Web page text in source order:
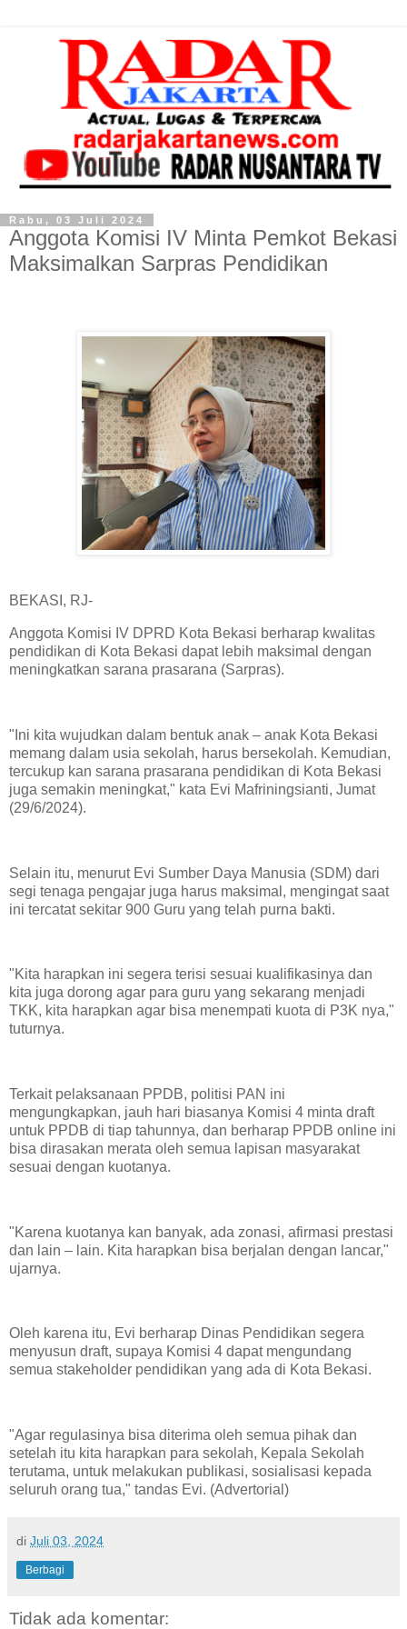
Rabu, 03 Juli 2024
Anggota Komisi IV Minta Pemkot Bekasi
Maksimalkan Sarpras Pendidikan
BEKASI, RJ-
Anggota Komisi IV DPRD Kota Bekasi berharap kwalitas
pendidikan di Kota Bekasi dapat lebih maksimal dengan
meningkatkan sarana prasarana (Sarpras).
"Ini kita wujudkan dalam bentuk anak – anak Kota Bekasi
memang dalam usia sekolah, harus bersekolah. Kemudian,
tercukup kan sarana prasarana pendidikan di Kota Bekasi
juga semakin meningkat," kata Evi Mafriningsianti, Jumat
(29/6/2024).
Selain itu, menurut Evi Sumber Daya Manusia (SDM) dari
segi tenaga pengajar juga harus maksimal, mengingat saat
ini tercatat sekitar 900 Guru yang telah purna bakti.
"Kita harapkan ini segera terisi sesuai kualifikasinya dan
kita juga dorong agar para guru yang sekarang menjadi
TKK, kita harapkan agar bisa menempati kuota di P3K nya,"
tuturnya.
Terkait pelaksanaan PPDB, politisi PAN ini
mengungkapkan, jauh hari biasanya Komisi 4 minta draft
untuk PPDB di tiap tahunnya, dan berharap PPDB online ini
bisa dirasakan merata oleh semua lapisan masyarakat
sesuai dengan kuotanya.
"Karena kuotanya kan banyak, ada zonasi, afirmasi prestasi
dan lain – lain. Kita harapkan bisa berjalan dengan lancar,"
ujarnya.
Oleh karena itu, Evi berharap Dinas Pendidikan segera
menyusun draft, supaya Komisi 4 dapat mengundang
semua stakeholder pendidikan yang ada di Kota Bekasi.
"Agar regulasinya bisa diterima oleh semua pihak dan
setelah itu kita harapkan para sekolah, Kepala Sekolah
terutama, untuk melakukan publikasi, sosialisasi kepada
seluruh orang tua," tandas Evi. (Advertorial)
di Juli 03, 2024
Berbagi
Tidak ada komentar: